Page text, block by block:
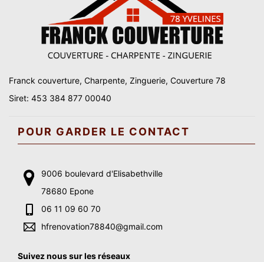
Franck couverture, Charpente, Zinguerie, Couverture 78
Siret: 453 384 877 00040
POUR GARDER LE CONTACT
9006 boulevard d'Elisabethville
78680 Epone
06 11 09 60 70
hfrenovation78840@gmail.com
Suivez nous sur les réseaux